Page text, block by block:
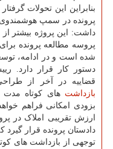
بنابراین این تحولات
پرونده در سمپ
داشت: این پروژه بیشتر
پروسه مطالعه پرونده
شده است و در ادامه،
دستور کار قرار دارد.
قضاییه در آخر از
بازداشت های کوتاه مدت
بزودی امکانی فراهم
ارزش تقریبی املاک در
دادستان پرونده قرار
توجهی از بازداشت های